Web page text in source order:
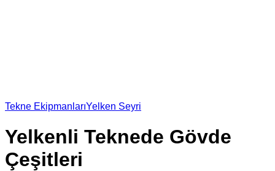
Tekne EkipmanlarıYelken Seyri
Yelkenli Teknede Gövde
Çeşitleri